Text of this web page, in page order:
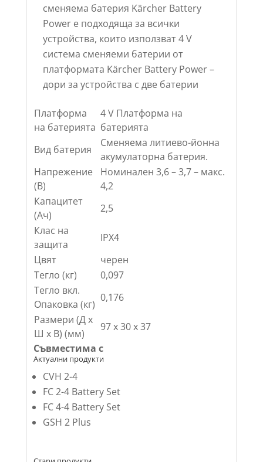
сменяема батерия Kärcher Battery
Power е подходяща за всички
устройства, които използват 4 V
система сменяеми батерии от
платформата Kärcher Battery Power –
дори за устройства с две батерии
Платформа
на батерията
4 V Платформа на
батерията
Вид батерия
Сменяема литиево-йонна
акумулаторна батерия.
Напрежение
(В)
Номинален 3,6 – 3,7 – макс.
4,2
Капацитет
(Ач)
2,5
Клас на
защита
IPX4
Цвят
черен
Тегло (кг)
0,097
Тегло вкл.
Опаковка (кг)
0,176
Размери (Д х
Ш х В) (мм)
97 x 30 x 37
Съвместима с
Актуални продукти
CVH 2-4
FC 2-4 Battery Set
FC 4-4 Battery Set
GSH 2 Plus